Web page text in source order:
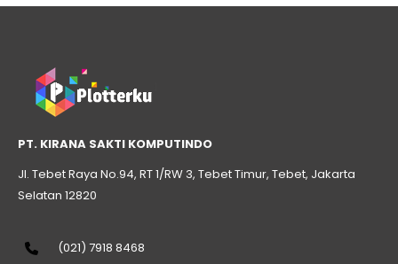
PT. KIRANA SAKTI KOMPUTINDO
Jl. Tebet Raya No.94, RT 1/RW 3, Tebet Timur, Tebet, Jakarta
Selatan 12820
(021) 7918 8468